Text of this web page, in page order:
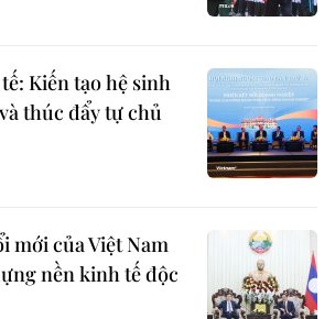
Kiến tạo hệ sinh
thúc đẩy tự chủ
mới của Việt Nam
nền kinh tế độc